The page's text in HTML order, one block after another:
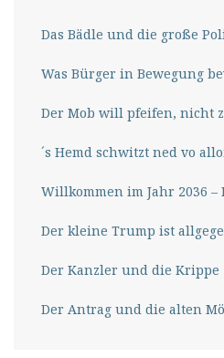
Das Bädle und die große
Was Bürger in Bewegung
Der Mob will pfeifen, nicht
´s Hemd schwitzt ned vo
Willkommen im Jahr 2036
Der kleine Trump ist
Der Kanzler und die Krippe
Der Antrag und die alten